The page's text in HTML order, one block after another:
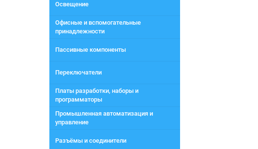
Освещение
Офисные и вспомогательные
принадлежности
Пассивные компоненты
Переключатели
Платы разработки, наборы и
программаторы
Промышленная автоматизация и
управление
Разъёмы и соединители